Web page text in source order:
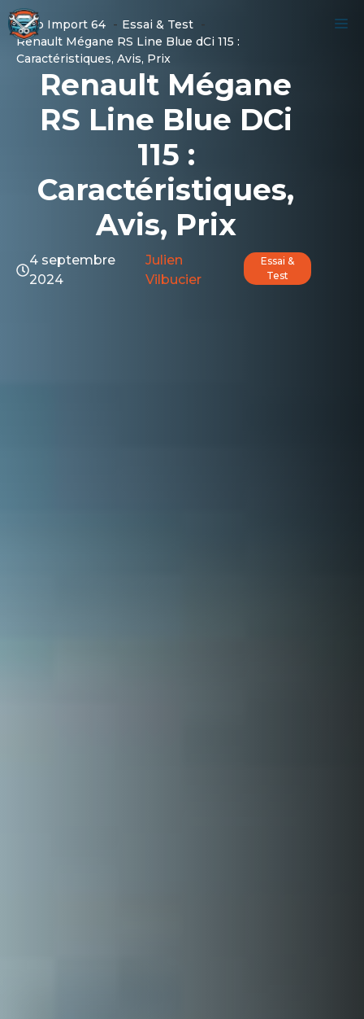
Aller
au
contenu
Auto Import 64
Essai & Test
Renault Mégane RS Line Blue dCi 115 :
Caractéristiques, Avis, Prix
Renault Mégane
RS Line Blue DCi
115 :
Caractéristiques,
Avis, Prix
4 septembre
2024
Julien
Vilbucier
Essai &
Test